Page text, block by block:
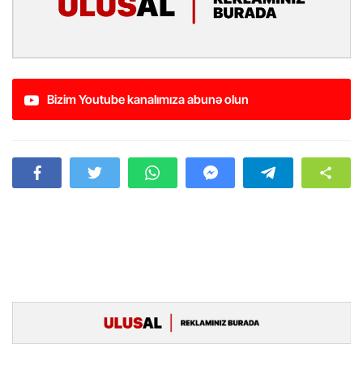
Bizim Youtube kanalımıza abunə olun